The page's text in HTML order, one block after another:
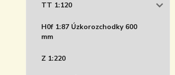
TT 1:120
H0f 1:87 Úzkorozchodky 600
mm
Z 1:220